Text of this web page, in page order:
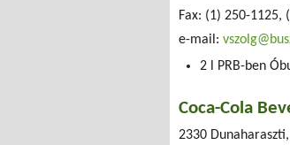
Fax: (1) 250-1125,
e-mail:
2 l PRB-ben
Coca-Cola
2330